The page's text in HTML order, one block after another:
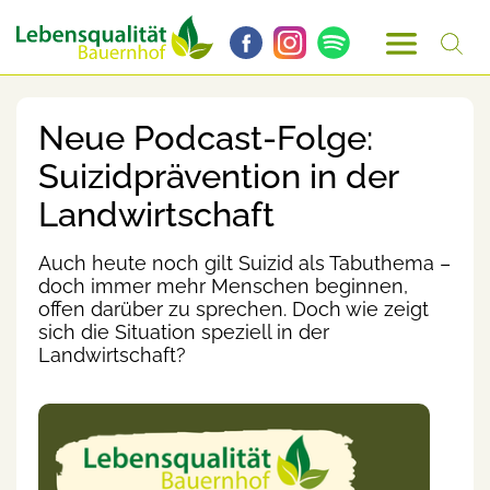
Neue Podcast-Folge:
Suizidprävention in der
Landwirtschaft
Auch heute noch gilt Suizid als Tabuthema –
doch immer mehr Menschen beginnen,
offen darüber zu sprechen. Doch wie zeigt
sich die Situation speziell in der
Landwirtschaft?